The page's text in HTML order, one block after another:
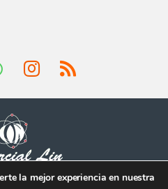
la mejor experiencia en nuestra